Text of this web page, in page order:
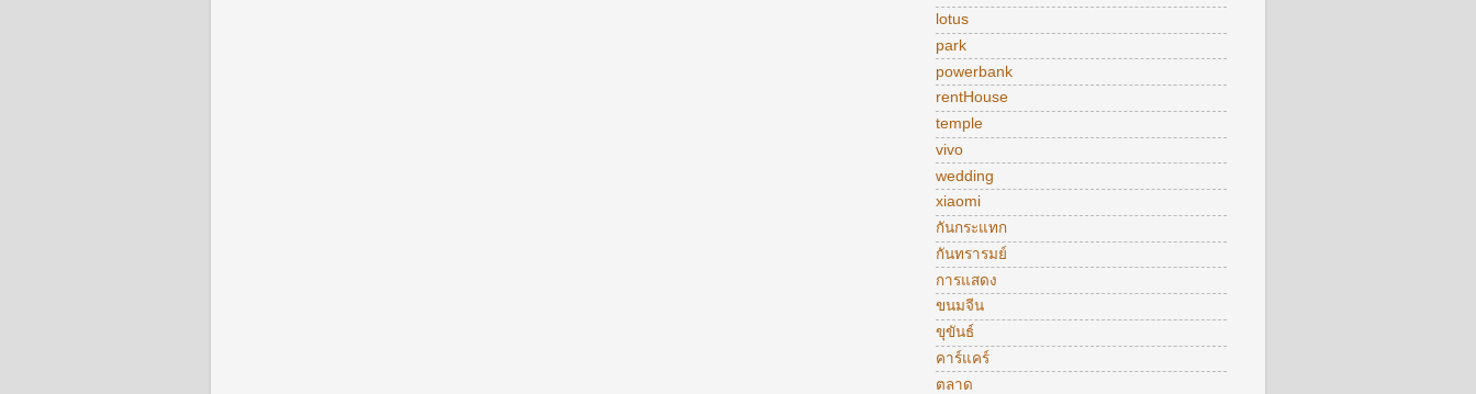
lotus
park
powerbank
rentHouse
temple
vivo
wedding
xiaomi
กันกระแทก
กันทรารมย์
การแสดง
ขนมจีน
ขุขันธ์
คาร์แคร์
ตลาด